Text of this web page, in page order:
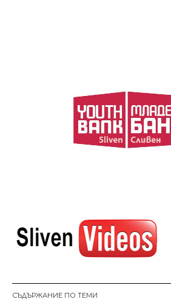
СЪДЪРЖАНИЕ ПО ТЕМИ